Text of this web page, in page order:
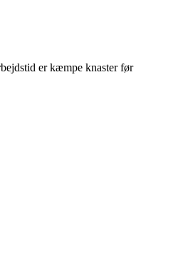
er kæmpe knaster før